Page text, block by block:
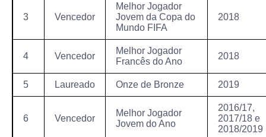
3 Vencedor
Melhor Jogador
Jovem da Copa do
Mundo FIFA
2018
4 Vencedor
Melhor Jogador
Francês do Ano
2018
5 Laureado Onze de Bronze 2019
6 Vencedor
Melhor Jogador
Jovem do Ano
2016/17,
2017/18 e
2018/2019